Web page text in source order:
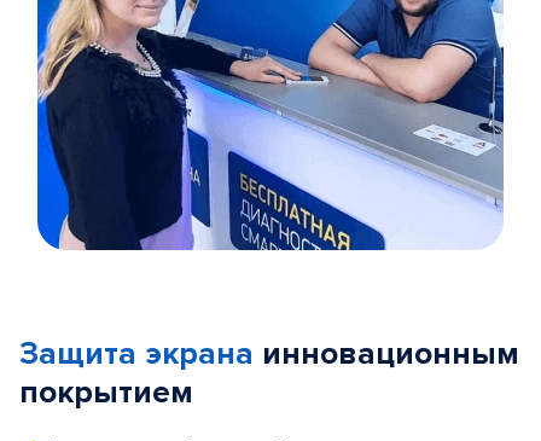
5
Защита экрана инновационным
покрытием